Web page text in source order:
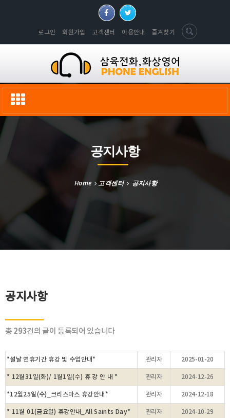
로그인 회원가입 고객센터 이용안내 즐겨찾기
Toggle
공지사항
Home 고객센터 공지사항
공지사항
총 293건의 글이 등록되어 있습니다
*설날 연휴기간 휴강 및 수업안내* 관리자 2025-01-20
* 12월31일(화)/ 1월1일(수) 휴 강 안 내 * 관리자 2024-12-26
*12월25일(수)_크리스마스 휴강안내* 관리자 2024-12-18
* 11월 01(금요일) 휴강안내_All Saints Day* 관리자 2024-10-29